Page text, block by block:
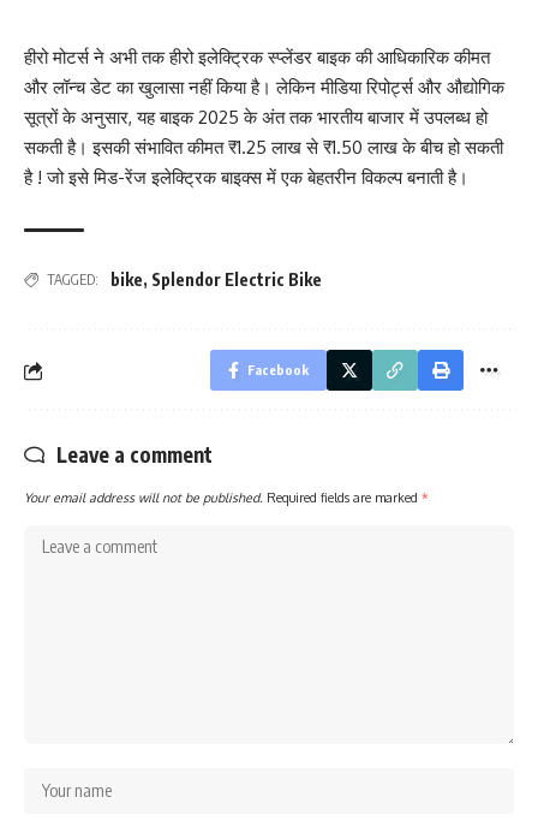
हीरो मोटर्स ने अभी तक हीरो इलेक्ट्रिक स्प्लेंडर बाइक की आधिकारिक कीमत
और लॉन्च डेट का खुलासा नहीं किया है। लेकिन मीडिया रिपोर्ट्स और औद्योगिक
सूत्रों के अनुसार, यह बाइक 2025 के अंत तक भारतीय बाजार में उपलब्ध हो
सकती है। इसकी संभावित कीमत ₹1.25 लाख से ₹1.50 लाख के बीच हो सकती
है ! जो इसे मिड-रेंज इलेक्ट्रिक बाइक्स में एक बेहतरीन विकल्प बनाती है।
TAGGED: bike, Splendor Electric Bike
Facebook
Leave a comment
Your email address will not be published. Required fields are marked *